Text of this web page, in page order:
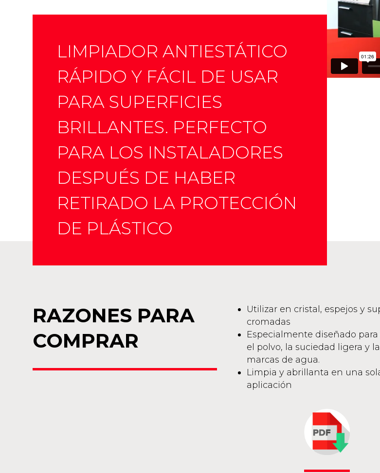
LIMPIADOR ANTIESTÁTICO
RÁPIDO Y FÁCIL DE USAR
PARA SUPERFICIES
BRILLANTES. PERFECTO
PARA LOS INSTALADORES
DESPUÉS DE HABER
RETIRADO LA PROTECCIÓN
DE PLÁSTICO
RAZONES PARA
COMPRAR
Utilizar en cristal, espejos y
cromadas
Especialmente diseñado
el polvo, la suciedad ligera y
marcas de agua.
Limpia y abrillanta en una
aplicación